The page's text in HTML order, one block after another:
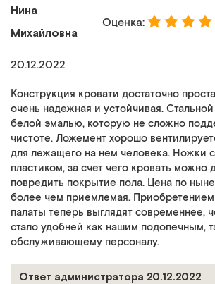
Нина
Михайловна
Оценка:
20.12.2022
Конструкция кровати достаточно
очень надежная и устойчивая.
белой эмалью, которую не сложно
чистоте. Ложемент хорошо
для лежащего на нем человека. Ножки
пластиком, за счет чего кровать можно
повредить покрытие пола. Цена по
более чем приемлемая.
палаты теперь выглядят современнее,
стало удобней как нашим подопечным,
обслуживающему персоналу.
Ответ администратора 20.12.2022